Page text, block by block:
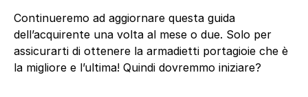
Continueremo ad aggiornare questa guida
dell’acquirente una volta al mese o due. Solo per
assicurarti di ottenere la armadietti portagioie che è
la migliore e l’ultima! Quindi dovremmo iniziare?